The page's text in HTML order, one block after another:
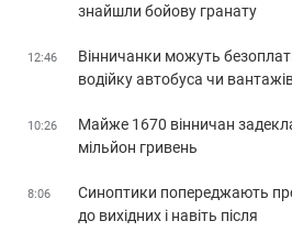
знайшли бойову гранату
12:46
Вінничанки можуть
водійку автобуса чи
10:26
Майже 1670 вінничан
мільйон гривень
8:06
Синоптики попереджають
до вихідних і навіть після